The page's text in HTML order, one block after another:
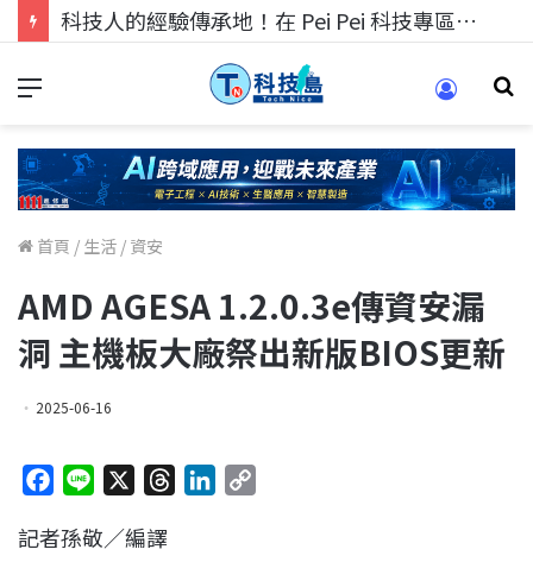
科技人的經驗傳承地！在 Pei Pei 科技專區，與學弟妹交流最硬核的技術
首頁 / 生活 / 資安
AMD AGESA 1.2.0.3e傳資安漏
洞 主機板大廠祭出新版BIOS更新
2025-06-16
c
n
記者孫敬／編譯